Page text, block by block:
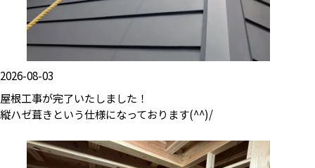
2026-08-03
屋根工事が完了いたしました！
縦ハゼ葺きという仕様になっております(^^)/